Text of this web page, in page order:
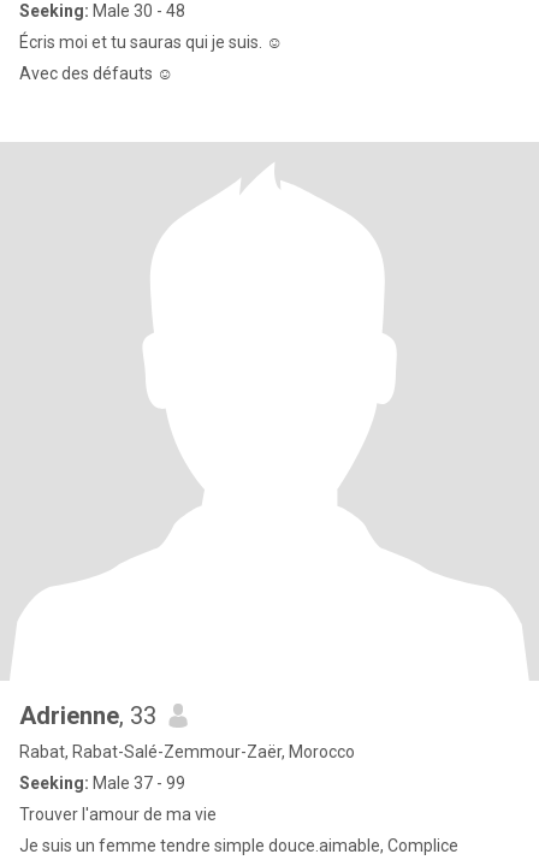
Seeking: Male 30 - 48
Écris moi et tu sauras qui je suis. ☺️
Avec des défauts ☺️
Adrienne, 33
Rabat, Rabat-Salé-Zemmour-Zaër, Morocco
Seeking: Male 37 - 99
Trouver l'amour de ma vie
Je suis un femme tendre simple douce.aimable, Complice